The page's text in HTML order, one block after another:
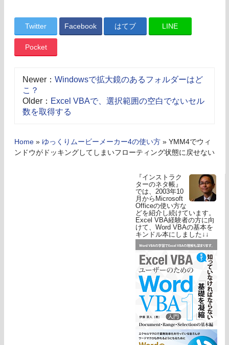
Twitter Facebook はてブ LINE
Pocket
Newer： Windowsで拡大鏡のあるフォルダーはど
こ？
Older： Excel VBAで、選択範囲の空白でないセル
数を取得する
Home » ゆっくりムービーメーカー4の使い方 » YMM4でウィ
ンドウがドッキングしてしまいフローティング状態に戻せない
『インストラク
ターのネタ帳』
では、2003年10
月からMicrosoft
Officeの使い方な
どを紹介し続けています。
Excel VBA経験者の方に向
けて、Word VBAの基本を
キンドル本にしました↓↓